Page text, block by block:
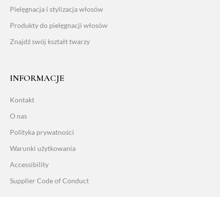
Pielęgnacja i stylizacja włosów
Produkty do pielęgnacji włosów
Znajdź swój kształt twarzy
INFORMACJE
Kontakt
O nas
Polityka prywatności
Warunki użytkowania
Accessibility
Supplier Code of Conduct